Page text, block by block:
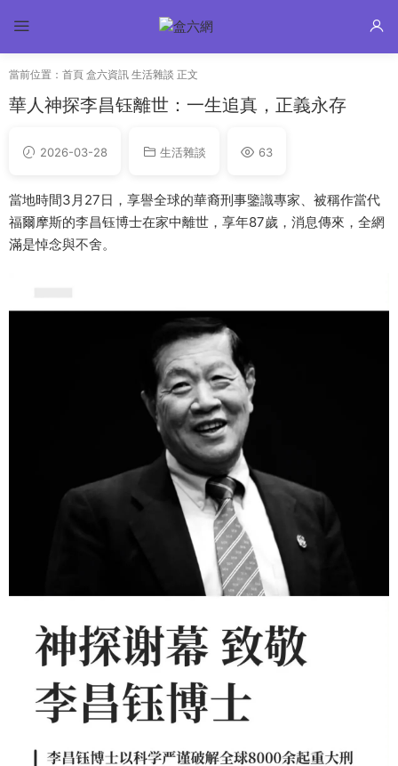
當前位置： 首頁 盒六資訊 生活雜談 正文
華人神探李昌钰離世：一生追真，正義永存
2026-03-28 生活雜談 63
當地時間3月27日，享譽全球的華裔刑事鑒識專家、被稱作當代
福爾摩斯的李昌钰博士在家中離世，享年87歲，消息傳來，全網
滿是悼念與不舍。